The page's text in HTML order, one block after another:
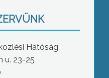
Hatóság
u. 23-25